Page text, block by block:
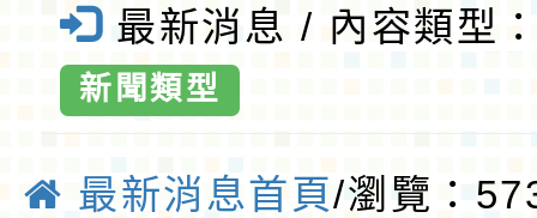
小全球資訊網-
最新消息 / 內容類型
新聞類型
最新消息首頁/瀏覽：